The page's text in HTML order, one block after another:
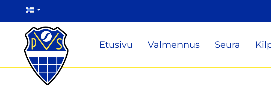
Etusivu Valmennus Seura